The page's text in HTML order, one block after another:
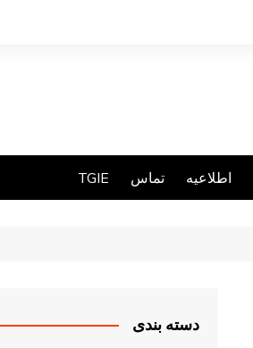
اطلاعیه تماس TGIE
دسته بندی